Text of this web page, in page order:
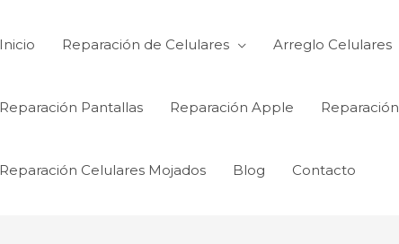
Inicio Reparación de Celulares Arreglo Celulares
Reparación Pantallas Reparación Apple
Reparación Celulares Mojados Blog Contacto